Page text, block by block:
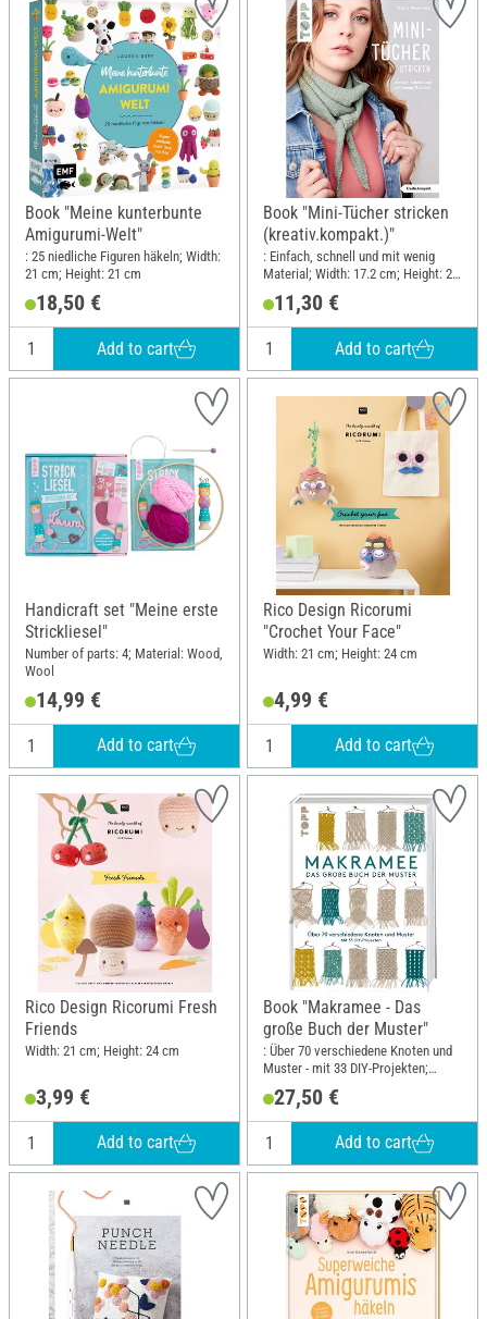
Book "Meine kunterbunte
Amigurumi-Welt"
: 25 niedliche Figuren häkeln; Width:
21 cm; Height: 21 cm
18,50 €
Add to cart
Book "Mini-Tücher stricken
(kreativ.kompakt.)"
: Einfach, schnell und mit wenig
Material; Width: 17.2 cm; Height: 21
11,30 €
Add to cart
Handicraft set "Meine erste
Strickliesel"
Number of parts: 4; Material: Wood,
Wool
14,99 €
Add to cart
Rico Design Ricorumi
"Crochet Your Face"
Width: 21 cm; Height: 24 cm
4,99 €
Add to cart
Rico Design Ricorumi Fresh
Friends
Width: 21 cm; Height: 24 cm
3,99 €
Add to cart
Book "Makramee - Das
große Buch der Muster"
: Über 70 verschiedene Knoten und
Muster - mit 33 DIY-Projekten;
27,50 €
Add to cart